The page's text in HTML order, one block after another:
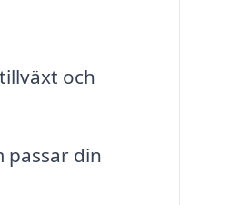
och
passar din